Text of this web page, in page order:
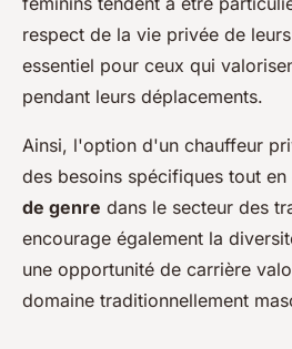
respect de la vie privée de
essentiel pour ceux qui
pendant leurs déplacements.
Ainsi, l'option d'un chauffeur
des besoins spécifiques tout
de genre dans le secteur des
encourage également la
une opportunité de carrière
domaine traditionnellement